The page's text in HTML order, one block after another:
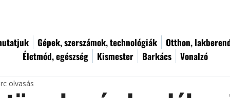
Gépek, szerszámok, technológiák
Otthon,
Életmód, egészség
Kismester Barkács Vonalzó
olvasás